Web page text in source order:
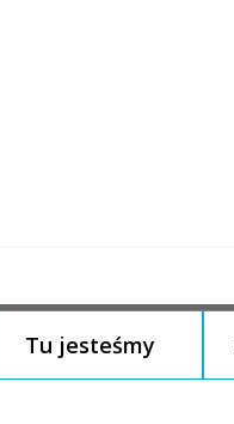
Tu jesteśmy